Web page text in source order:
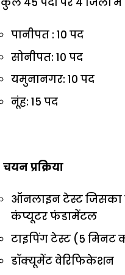
पानीपत : 10 पद
सोनीपत: 10 पद
यमुनानगर: 10 पद
नूंह: 15 पद
चयन प्रक्रिया
ऑनलाइन टेस्ट जिसका
कंप्यूटर फंडामेंटल
टाइपिंग टेस्ट (5 मिनट
डॉक्यूमेंट वेरिफिकेशन